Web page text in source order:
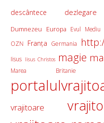
descântece dezlegare
Dumnezeu Europa Evul Mediu
OZN
Franţa Germania
Iisus Iisus Christos magie
Marea Britanie
vrajitoare